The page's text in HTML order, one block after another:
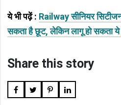
ये भी पढ़ें : Railway सीनियर
सकता है छूट, लेकिन लागू हो सकता ये
Share this story